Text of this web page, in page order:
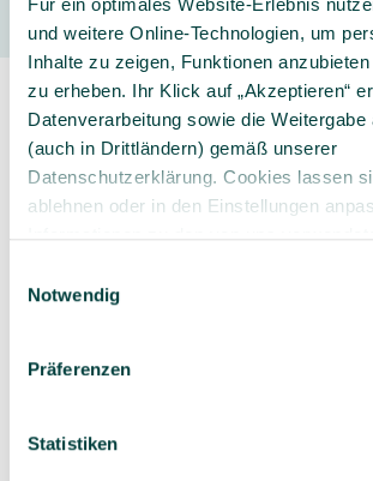
und weitere Online-Technologien, um
Inhalte zu zeigen, Funktionen
zu erheben. Ihr Klick auf „Akzeptieren“
Datenverarbeitung sowie die Weitergabe
(auch in Drittländern) gemäß unserer
Datenschutzerklärung. Cookies lassen
ablehnen oder in den Einstellungen
schutz­erklärung
Notwendig
Präferenzen
Statistiken
bei